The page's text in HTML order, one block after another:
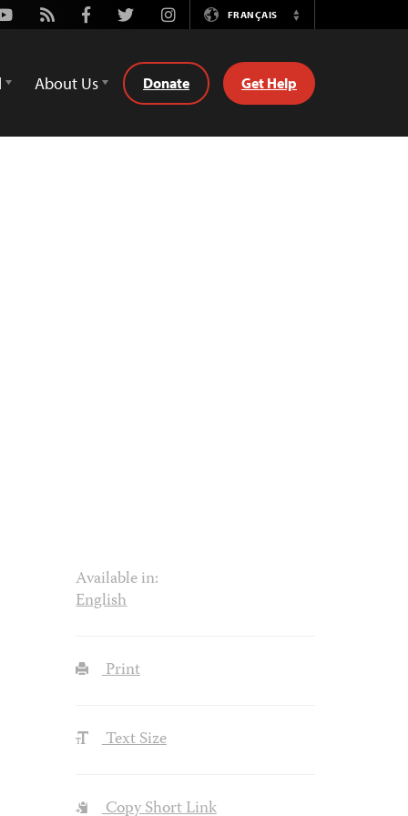
Rss FacebookTwitterInstagramFRANÇAIS
Switch
About Us Donate Get Help
Available in:
English
Print
Text Size
Copy Short Link